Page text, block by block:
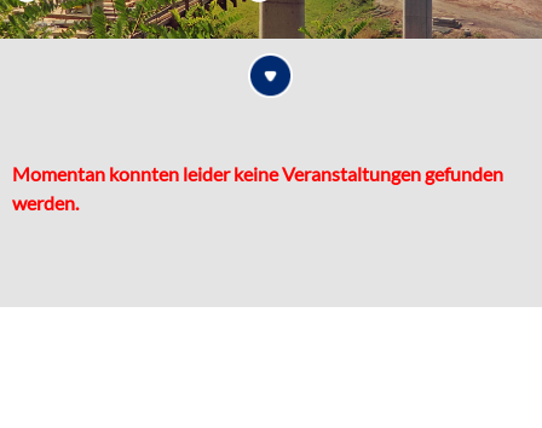
Momentan konnten leider keine Veranstaltungen gefunden
werden.